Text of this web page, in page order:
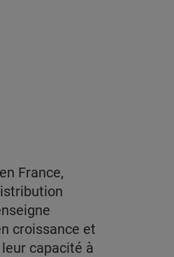
France,
croissance et
capacité à